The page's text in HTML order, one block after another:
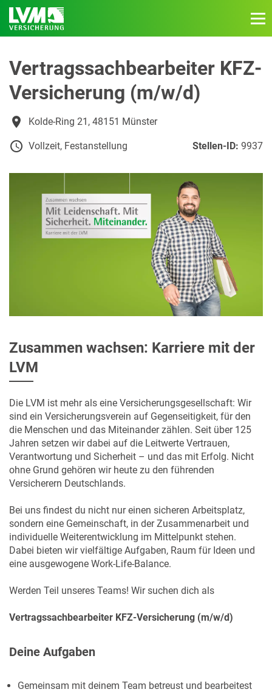
Vertragssachbearbeiter KFZ-
Versicherung (m/w/d)
Kolde-Ring 21, 48151 Münster
Vollzeit, Festanstellung Stellen-ID: 9937
Zusammen wachsen: Karriere mit der
LVM
Die LVM ist mehr als eine Versicherungsgesellschaft: Wir
sind ein Versicherungsverein auf Gegenseitigkeit, für den
die Menschen und das Miteinander zählen. Seit über 125
Jahren setzen wir dabei auf die Leitwerte Vertrauen,
Verantwortung und Sicherheit – und das mit Erfolg. Nicht
ohne Grund gehören wir heute zu den führenden
Versicherern Deutschlands.
Bei uns findest du nicht nur einen sicheren Arbeitsplatz,
sondern eine Gemeinschaft, in der Zusammenarbeit und
individuelle Weiterentwicklung im Mittelpunkt stehen.
Dabei bieten wir vielfältige Aufgaben, Raum für Ideen und
eine ausgewogene Work-Life-Balance.
Werden Teil unseres Teams! Wir suchen dich als
Vertragssachbearbeiter KFZ-Versicherung (m/w/d)
Deine Aufgaben
Gemeinsam mit deinem Team betreust und bearbeitest